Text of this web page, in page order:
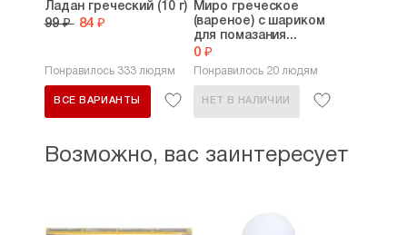
Ладан греческий (10 г)
99 ₽ 84 ₽
Понравилось 333 людям
ВСЕ ВАРИАНТЫ
Миро греческое
(вареное) с шариком
для помазания...
0 ₽
Понравилось 20 людям
НЕТ В НАЛИЧИИ
Возможно, вас заинтересует